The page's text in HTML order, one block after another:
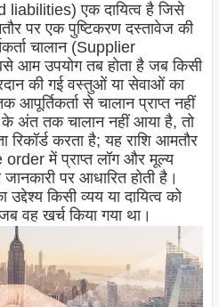
liabilities) एक दायित्व है जिसे
पर एक पुष्टिकरण दस्तावेज की
चालान (Supplier
आम उपयोग तब होता है जब किसी
की गई वस्तुओं या सेवाओं का
से चालान प्राप्त नहीं
तक चालान नहीं आया है, तो
रिकॉर्ड करता है; यह राशि आमतौर
में प्राप्त लॉग और मूल्य
जानकारी पर आधारित होती है।
किसी व्यय या दायित्व को
वह खर्च किया गया था।